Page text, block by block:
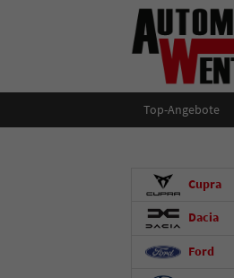
Top-Angebote
Cupra
Dacia
Ford